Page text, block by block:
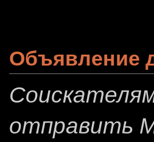
Объявление
отправить